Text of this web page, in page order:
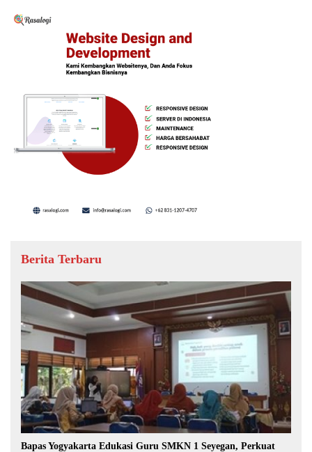
Berita Terbaru
Bapas Yogyakarta Edukasi Guru SMKN 1 Seyegan, Perkuat